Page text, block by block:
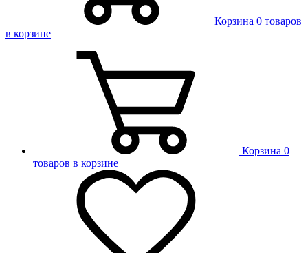
Корзина 0 товаров
в корзине
Корзина 0
товаров в корзине